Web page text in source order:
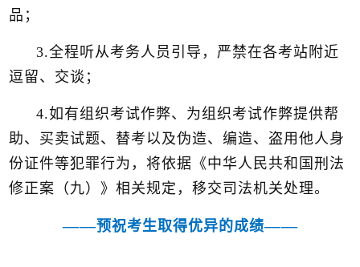
品；
3.全程听从考务人员引导，严禁在各考站附近
逗留、交谈；
4.如有组织考试作弊、为组织考试作弊提供帮
助、买卖试题、替考以及伪造、编造、盗用他人身
份证件等犯罪行为，将依据《中华人民共和国刑法
修正案（九）》相关规定，移交司法机关处理。
——预祝考生取得优异的成绩——